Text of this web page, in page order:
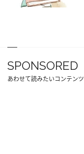
SPONSORED
あわせて読みたいコンテンツ